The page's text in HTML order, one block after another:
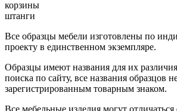
корзины
штанги
Все образцы мебели изготовлены по
проекту в единственном экземпляре.
Образцы имеют названия для их
поиска по сайту, все названия образцов
зарегистрированным товарным знаком.
Все мебельные изделия могут